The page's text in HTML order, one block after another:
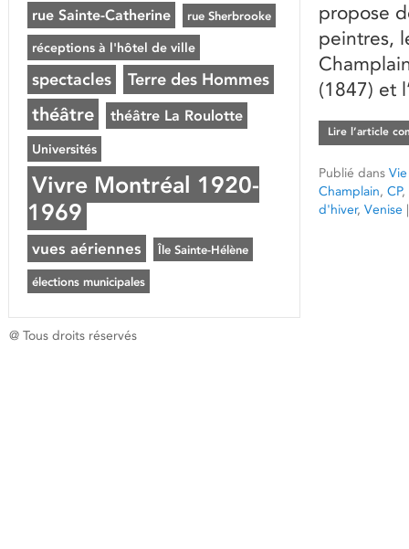
propose
peintres,
(1847) et
Lire l’article
Publié dans
Champlain, CP,
d'hiver, Venise |
rue Sainte-Catherine rue Sherbrooke
réceptions à l'hôtel de ville
spectacles Terre des Hommes
théâtre théâtre La Roulotte
Universités
Vivre Montréal 1920-
1969
vues aériennes Île Sainte-Hélène
élections municipales
@ Tous droits réservés